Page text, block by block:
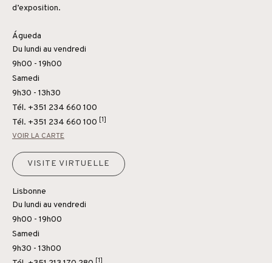
d’exposition.
Águeda
Du lundi au vendredi
9h00 - 19h00
Samedi
9h30 - 13h30
Tél. +351 234 660 100
Tél. +351 234 660 100 [1]
VOIR LA CARTE
VISITE VIRTUELLE
Lisbonne
Du lundi au vendredi
9h00 - 19h00
Samedi
9h30 - 13h00
[1]